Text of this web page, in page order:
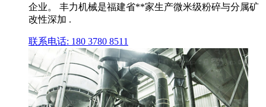
企业。 丰力机械是福建省**家生产微米级粉碎与分属矿
改性深加 .
联系电话: 180 3780 8511